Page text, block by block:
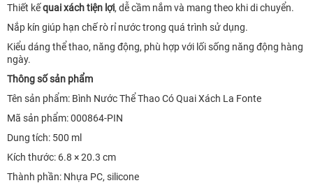
Thiết kếquai xách tiện lợi, dễ cầm nắm và mang theo khi di chuyển.
Nắp kín giúp hạn chế rò rỉ nước trong quá trình sử dụng.
Kiểu dáng thể thao, năng động, phù hợp với lối sống năng động hàng
ngày.
Thông số sản phẩm
Tên sản phẩm: Bình Nước Thể Thao Có Quai Xách La Fonte
Mã sản phẩm: 000864-PIN
Dung tích: 500 ml
Kích thước: 6.8 × 20.3 cm
Thành phần: Nhựa PC, silicone